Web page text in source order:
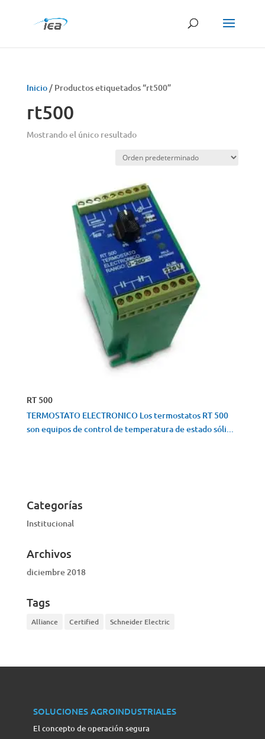
Inicio/ Productos etiquetados “rt500”
rt500
Mostrando el único resultado
RT 500
TERMOSTATO ELECTRONICO Los termostatos RT 500
son equipos de control de temperatura de estado sóli...
Categorías
Institucional
Archivos
diciembre 2018
Tags
Alliance Certified Schneider Electric
SOLUCIONES AGROINDUSTRIALES
El concepto de operación segura